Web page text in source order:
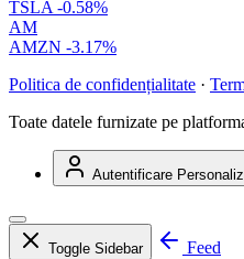
TSLA -0.58%
AM
AMZN -3.17%
Politica de confidențialitate ·
Toate datele furnizate pe
Autentificare
Toggle Sidebar
Feed